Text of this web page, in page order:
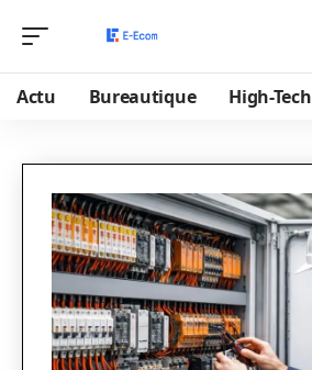
Actu Bureautique High-Tech